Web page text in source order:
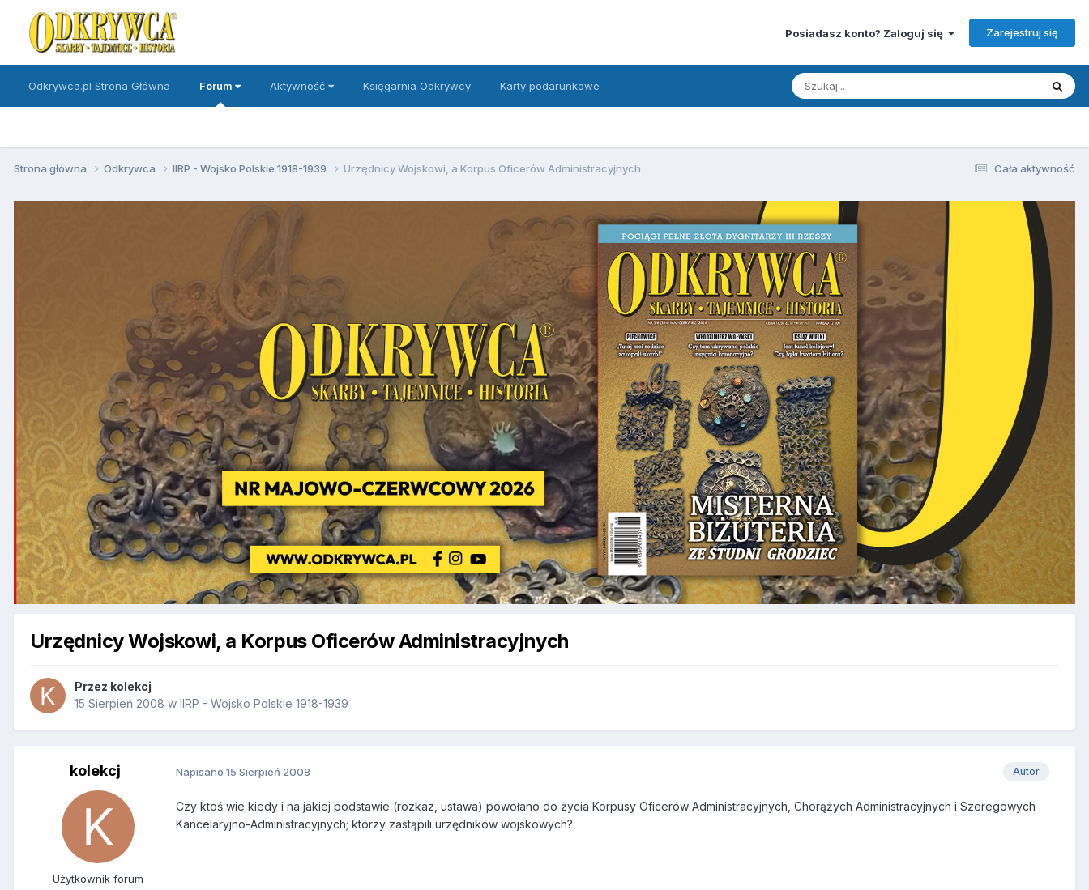
Posiadasz konto? Zaloguj się Zarejestruj się
Odkrywca.pl Strona Główna Forum Aktywność Księgarnia Odkrywcy Karty podarunkowe
Cała aktywność
Strona główna Odkrywca IIRP - Wojsko Polskie 1918-1939 Urzędnicy Wojskowi, a Korpus Oficerów Administracyjnych
Urzędnicy Wojskowi, a Korpus Oficerów Administracyjnych
Przez kolekcj
15 Sierpień 2008 w IIRP - Wojsko Polskie 1918-1939
kolekcj
Użytkownik forum
Autor
Napisano 15 Sierpień 2008
Czy ktoś wie kiedy i na jakiej podstawie (rozkaz, ustawa) powołano do życia Korpusy Oficerów Administracyjnych, Chorążych Administracyjnych i Szeregowych
Kancelaryjno-Administracyjnych; którzy zastąpili urzędników wojskowych?